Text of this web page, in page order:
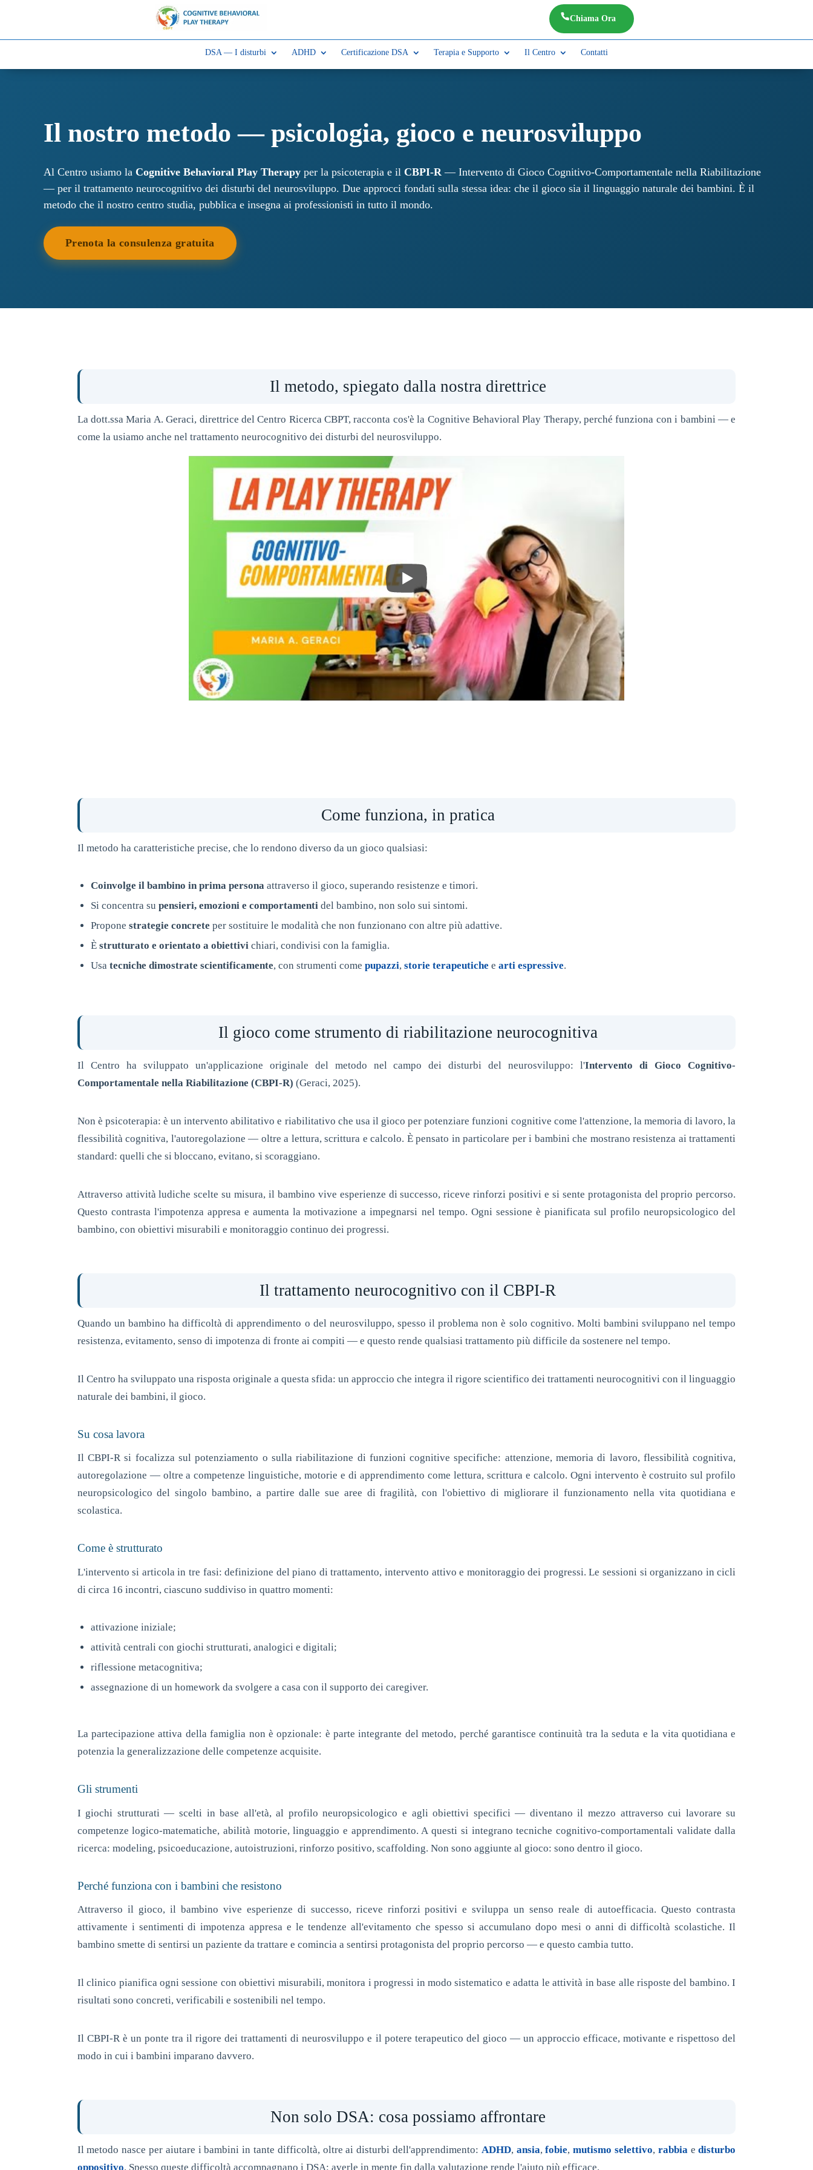
Chiama Ora
DSA — I disturbi ADHD Certificazione DSA Terapia e Supporto Il Centro Contatti
Il nostro metodo — psicologia, gioco e neurosviluppo
Al Centro usiamo la Cognitive Behavioral Play Therapy per la psicoterapia e il CBPI-R— Intervento di Gioco Cognitivo-Comportamentale nella Riabilitazione
— per il trattamento neurocognitivo dei disturbi del neurosviluppo. Due approcci fondati sulla stessa idea: che il gioco sia il linguaggio naturale dei bambini. È il
metodo che il nostro centro studia, pubblica e insegna ai professionisti in tutto il mondo.
Prenota la consulenza gratuita
Il metodo, spiegato dalla nostra direttrice
La dott.ssa Maria A. Geraci, direttrice del Centro Ricerca CBPT, racconta cos'è la Cognitive Behavioral Play Therapy, perché funziona con i bambini — e
come la usiamo anche nel trattamento neurocognitivo dei disturbi del neurosviluppo.
Come funziona, in pratica
Il metodo ha caratteristiche precise, che lo rendono diverso da un gioco qualsiasi:
Coinvolge il bambino in prima personaattraverso il gioco, superando resistenze e timori.
Si concentra su pensieri, emozioni e comportamentidel bambino, non solo sui sintomi.
Propone strategie concrete per sostituire le modalità che non funzionano con altre più adattive.
È strutturato e orientato a obiettivichiari, condivisi con la famiglia.
Usa tecniche dimostrate scientificamente, con strumenti come pupazzi, storie terapeutiche e arti espressive.
Il gioco come strumento di riabilitazione neurocognitiva
Il Centro ha sviluppato un'applicazione originale del metodo nel campo dei disturbi del neurosviluppo: l'Intervento di Gioco Cognitivo-
Comportamentale nella Riabilitazione (CBPI-R) (Geraci, 2025).
Non è psicoterapia: è un intervento abilitativo e riabilitativo che usa il gioco per potenziare funzioni cognitive come l'attenzione, la memoria di lavoro, la
flessibilità cognitiva, l'autoregolazione — oltre a lettura, scrittura e calcolo. È pensato in particolare per i bambini che mostrano resistenza ai trattamenti
standard: quelli che si bloccano, evitano, si scoraggiano.
Attraverso attività ludiche scelte su misura, il bambino vive esperienze di successo, riceve rinforzi positivi e si sente protagonista del proprio percorso.
Questo contrasta l'impotenza appresa e aumenta la motivazione a impegnarsi nel tempo. Ogni sessione è pianificata sul profilo neuropsicologico del
bambino, con obiettivi misurabili e monitoraggio continuo dei progressi.
Il trattamento neurocognitivo con il CBPI-R
Quando un bambino ha difficoltà di apprendimento o del neurosviluppo, spesso il problema non è solo cognitivo. Molti bambini sviluppano nel tempo
resistenza, evitamento, senso di impotenza di fronte ai compiti — e questo rende qualsiasi trattamento più difficile da sostenere nel tempo.
Il Centro ha sviluppato una risposta originale a questa sfida: un approccio che integra il rigore scientifico dei trattamenti neurocognitivi con il linguaggio
naturale dei bambini, il gioco.
Su cosa lavora
Il CBPI-R si focalizza sul potenziamento o sulla riabilitazione di funzioni cognitive specifiche: attenzione, memoria di lavoro, flessibilità cognitiva,
autoregolazione — oltre a competenze linguistiche, motorie e di apprendimento come lettura, scrittura e calcolo. Ogni intervento è costruito sul profilo
neuropsicologico del singolo bambino, a partire dalle sue aree di fragilità, con l'obiettivo di migliorare il funzionamento nella vita quotidiana e
scolastica.
Come è strutturato
L'intervento si articola in tre fasi: definizione del piano di trattamento, intervento attivo e monitoraggio dei progressi. Le sessioni si organizzano in cicli
di circa 16 incontri, ciascuno suddiviso in quattro momenti:
attivazione iniziale;
attività centrali con giochi strutturati, analogici e digitali;
riflessione metacognitiva;
assegnazione di un homework da svolgere a casa con il supporto dei caregiver.
La partecipazione attiva della famiglia non è opzionale: è parte integrante del metodo, perché garantisce continuità tra la seduta e la vita quotidiana e
potenzia la generalizzazione delle competenze acquisite.
Gli strumenti
I giochi strutturati — scelti in base all'età, al profilo neuropsicologico e agli obiettivi specifici — diventano il mezzo attraverso cui lavorare su
competenze logico-matematiche, abilità motorie, linguaggio e apprendimento. A questi si integrano tecniche cognitivo-comportamentali validate dalla
ricerca: modeling, psicoeducazione, autoistruzioni, rinforzo positivo, scaffolding. Non sono aggiunte al gioco: sono dentro il gioco.
Perché funziona con i bambini che resistono
Attraverso il gioco, il bambino vive esperienze di successo, riceve rinforzi positivi e sviluppa un senso reale di autoefficacia. Questo contrasta
attivamente i sentimenti di impotenza appresa e le tendenze all'evitamento che spesso si accumulano dopo mesi o anni di difficoltà scolastiche. Il
bambino smette di sentirsi un paziente da trattare e comincia a sentirsi protagonista del proprio percorso — e questo cambia tutto.
Il clinico pianifica ogni sessione con obiettivi misurabili, monitora i progressi in modo sistematico e adatta le attività in base alle risposte del bambino. I
risultati sono concreti, verificabili e sostenibili nel tempo.
Il CBPI-R è un ponte tra il rigore dei trattamenti di neurosviluppo e il potere terapeutico del gioco — un approccio efficace, motivante e rispettoso del
modo in cui i bambini imparano davvero.
Non solo DSA: cosa possiamo affrontare
Il metodo nasce per aiutare i bambini in tante difficoltà, oltre ai disturbi dell'apprendimento: ADHD, ansia,fobie,mutismo selettivo, rabbiaedisturbo
oppositivo. Spesso queste difficoltà accompagnano i DSA: averle in mente fin dalla valutazione rende l'aiuto più efficace.